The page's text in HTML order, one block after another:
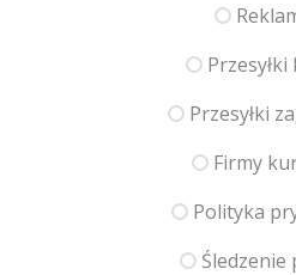
Przesyłki
Firmy
Polityka
Śledzenie